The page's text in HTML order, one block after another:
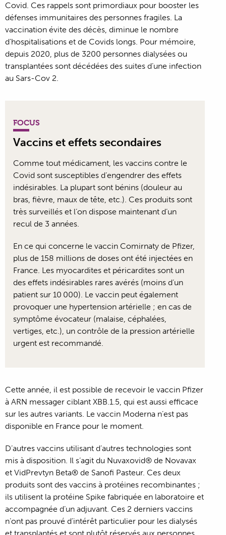
Covid. Ces rappels sont primordiaux pour booster les
défenses immunitaires des personnes fragiles. La
vaccination évite des décès, diminue le nombre
d’hospitalisations et de Covids longs. Pour mémoire,
depuis 2020, plus de 3200 personnes dialysées ou
transplantées sont décédées des suites d’une infection
au Sars-Cov 2.
FOCUS
Vaccins et effets secondaires
Comme tout médicament, les vaccins contre le
Covid sont susceptibles d’engendrer des effets
indésirables. La plupart sont bénins (douleur au
bras, fièvre, maux de tête, etc.). Ces produits sont
très surveillés et l’on dispose maintenant d’un
recul de 3 années.
En ce qui concerne le vaccin Comirnaty de Pfizer,
plus de 158 millions de doses ont été injectées en
France. Les myocardites et péricardites sont un
des effets indésirables rares avérés (moins d’un
patient sur 10 000). Le vaccin peut également
provoquer une hypertension artérielle ; en cas de
symptôme évocateur (malaise, céphalées,
vertiges, etc.), un contrôle de la pression artérielle
urgent est recommandé.
Cette année, il est possible de recevoir le vaccin Pfizer
à ARN messager ciblant XBB.1.5, qui est aussi efficace
sur les autres variants. Le vaccin Moderna n’est pas
disponible en France pour le moment.
D’autres vaccins utilisant d’autres technologies sont
mis à disposition. Il s’agit du Nuvaxovid® de Novavax
et VidPrevtyn Beta® de Sanofi Pasteur. Ces deux
produits sont des vaccins à protéines recombinantes ;
ils utilisent la protéine Spike fabriquée en laboratoire et
accompagnée d’un adjuvant. Ces 2 derniers vaccins
n’ont pas prouvé d’intérêt particulier pour les dialysés